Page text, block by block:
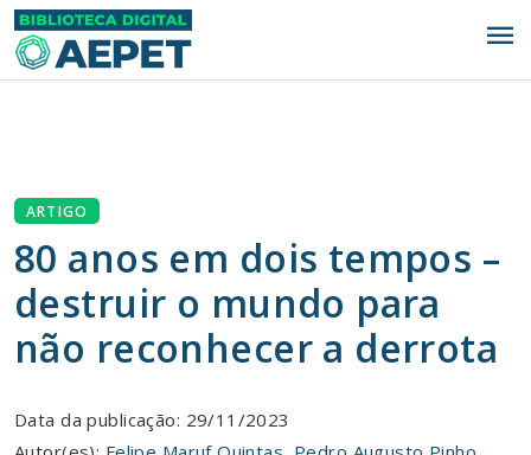
menu
ARTIGO
80 anos em dois tempos –
destruir o mundo para
não reconhecer a derrota
Data da publicação: 29/11/2023